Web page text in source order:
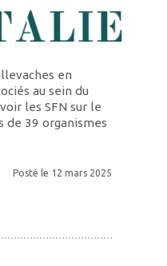
en
au sein du
les SFN sur le
de 39 organismes
Posté le 12 mars 2025